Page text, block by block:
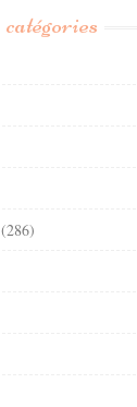
catégories
(286)